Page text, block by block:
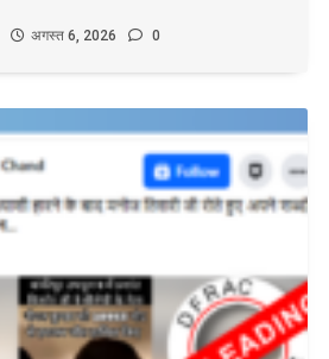
अगस्त 6, 2026 0